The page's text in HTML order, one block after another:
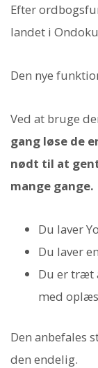
Efter
landet i
Den nye
Ved at bruge
gang løse de
nødt til at
mange gange.
Du laver
Du laver
Du er træt
med
Den anbefales
den endelig.